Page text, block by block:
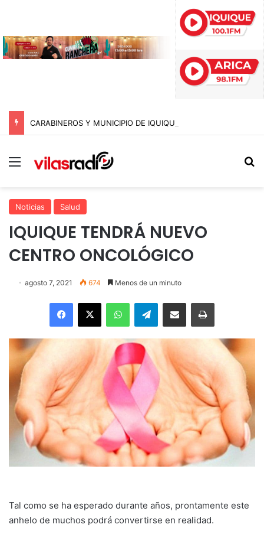
Menú
Noticias Salud
IQUIQUE TENDRÁ NUEVO
CENTRO ONCOLÓGICO
agosto 7, 2021 674 Menos de un minuto
Facebook
X WhatsAppTelegramEnviar vía email Imprimir
Tal como se ha esperado durante años, prontamente este
anhelo de muchos podrá convertirse en realidad.